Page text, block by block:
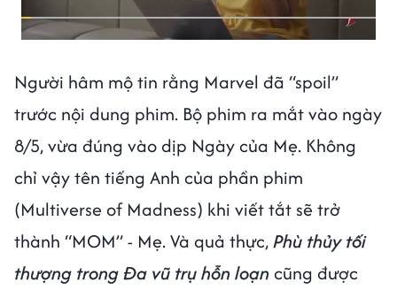
Người hâm mộ tin rằng Marvel đã “spoil”
trước nội dung phim. Bộ phim ra mắt vào ngày
8/5, vừa đúng vào dịp Ngày của Mẹ. Không
chỉ vậy tên tiếng Anh của phần phim
(Multiverse of Madness) khi viết tắt sẽ trở
thành “MOM” - Mẹ. Và quả thực,Phù thủy tối
thượng trong Đa vũ trụ hỗn loạn cũng được